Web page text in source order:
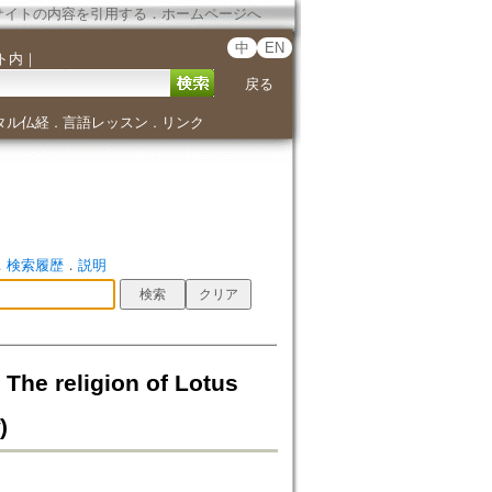
イトの内容を引用する ． ホームページへ
内 ｜
中 EN
戻る
ル仏経． 言語レッスン ． リンク
検索履歴． 説明
The religion of Lotus